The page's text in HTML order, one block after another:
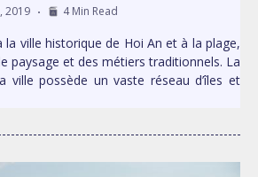
2019 4 Min Read
la ville historique de Hoi An et à la plage,
paysage et des métiers traditionnels. La
ville possède un vaste réseau d’îles et